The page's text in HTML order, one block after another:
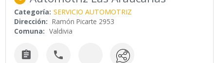
Categoría: SERVICIO AUTOMOTRIZ
Dirección: Ramón Picarte 2953
Comuna: Valdivia
 